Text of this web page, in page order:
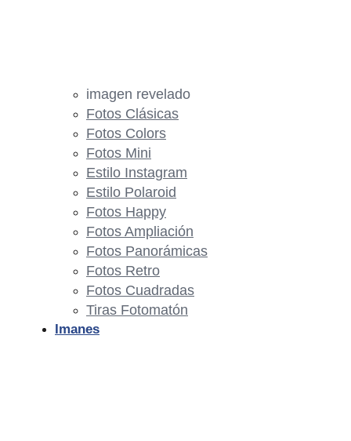
imagen revelado
Fotos Clásicas
Fotos Colors
Fotos Mini
Estilo Instagram
Estilo Polaroid
Fotos Happy
Fotos Ampliación
Fotos Panorámicas
Fotos Retro
Fotos Cuadradas
Tiras Fotomatón
Imanes